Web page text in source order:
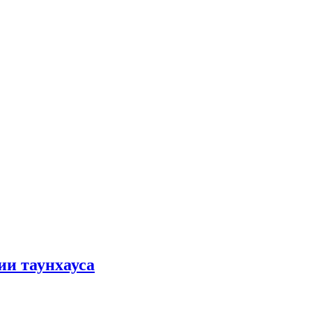
таунхауса